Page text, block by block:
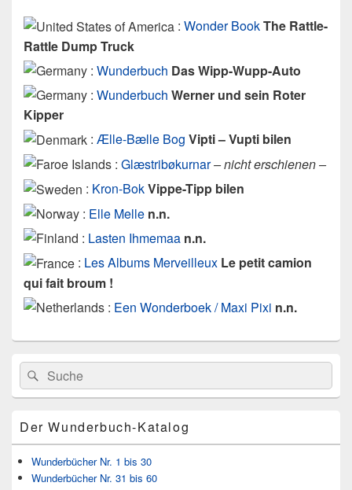
: Wonder BookThe Rattle-
Rattle Dump Truck
: Wunderbuch Das Wipp-Wupp-Auto
: Wunderbuch Werner und sein Roter
Kipper
: Ælle-Bælle Bog Vipti – Vupti bilen
: Glæstribøkurnar– nicht erschienen –
: Kron-BokVippe-Tipp bilen
: Elle Melle n.n.
: Lasten Ihmemaa n.n.
: Les Albums Merveilleux Le petit camion
qui fait broum !
: Een Wonderboek / Maxi Pixi n.n.
Primärer
Seitenleisten
Widget-
Bereich
Search
for:
Suche
Der Wunderbuch-Katalog
Wunderbücher Nr. 1 bis 30
Wunderbücher Nr. 31 bis 60